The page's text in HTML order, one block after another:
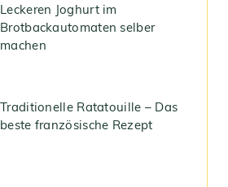
Leckeren Joghurt im
Brotbackautomaten selber
machen
Traditionelle Ratatouille – Das
beste französische Rezept